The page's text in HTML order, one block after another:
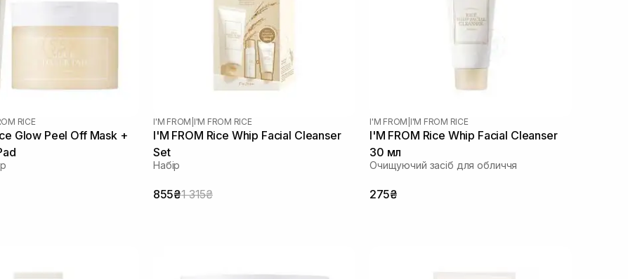
RICE
Glow Peel Off Mask +
I'M FROM I'M FROM RICE
I'M FROM Rice Whip Facial Cleanser
Set
Набір
855₴1 315₴
I'M FROM I'M FROM RICE
I'M FROM Rice Whip Facial Cleanser
30 мл
Очищуючий засіб для обличчя
275₴